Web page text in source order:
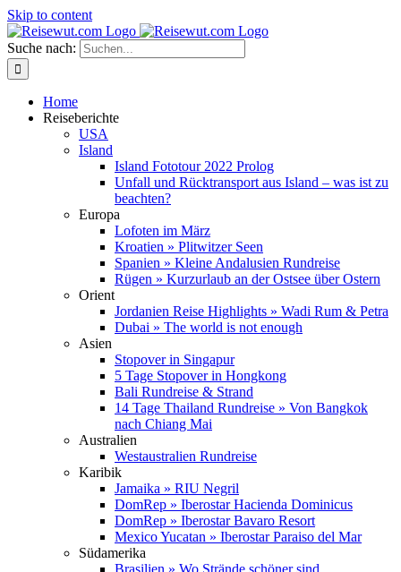
Skip to content
Suche nach:
Home
Reiseberichte
USA
Island
Island Fototour 2022 Prolog
Unfall und Rücktransport aus Island – was ist zu
beachten?
Europa
Lofoten im März
Kroatien » Plitwitzer Seen
Spanien » Kleine Andalusien Rundreise
Rügen » Kurzurlaub an der Ostsee über Ostern
Orient
Jordanien Reise Highlights » Wadi Rum & Petra
Dubai » The world is not enough
Asien
Stopover in Singapur
5 Tage Stopover in Hongkong
Bali Rundreise & Strand
14 Tage Thailand Rundreise » Von Bangkok
nach Chiang Mai
Australien
Westaustralien Rundreise
Karibik
Jamaika » RIU Negril
DomRep » Iberostar Hacienda Dominicus
DomRep » Iberostar Bavaro Resort
Mexico Yucatan » Iberostar Paraiso del Mar
Südamerika
Brasilien » Wo Strände schöner sind